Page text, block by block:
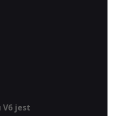
V6 jest